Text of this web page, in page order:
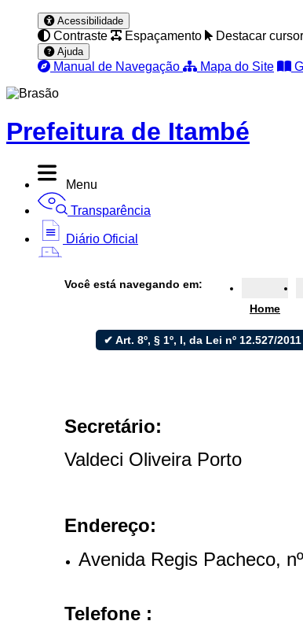
Acessibilidade
Contraste Espaçamento Destacar cursor
Ajuda
Manual de Navegação Mapa do Site
Prefeitura de Itambé
Menu
Transparência
Diário Oficial
Filtrar por todos
Acesso à Informação
Notícias
Secretarias
Servidor
Transparência
Áudios
Você está navegando em:
Home
✔ Art. 8º, § 1º, I, da Lei nº 12.527/
Secretário:
Valdeci Oliveira Porto
Endereço:
Avenida Regis Pacheco,
Telefone :